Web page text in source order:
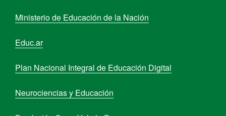
Ministerio de Educación de la Nación
Educ.ar
Plan Nacional Integral de Educación Digital
Neurociencias y Educación